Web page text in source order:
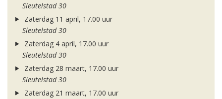
Sleutelstad 30
Zaterdag 11 april, 17.00 uur
Sleutelstad 30
Zaterdag 4 april, 17.00 uur
Sleutelstad 30
Zaterdag 28 maart, 17.00 uur
Sleutelstad 30
Zaterdag 21 maart, 17.00 uur